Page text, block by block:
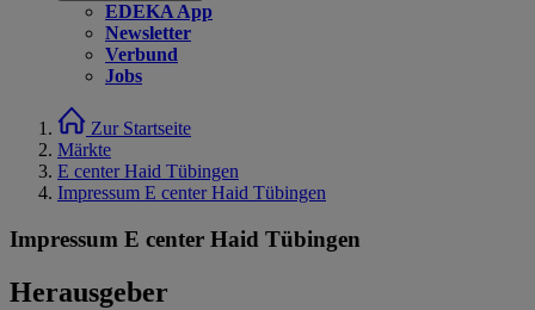
EDEKA App
Newsletter
Verbund
Jobs
Zur Startseite
Märkte
E center Haid Tübingen
Impressum E center Haid Tübingen
Impressum E center Haid Tübingen
Herausgeber